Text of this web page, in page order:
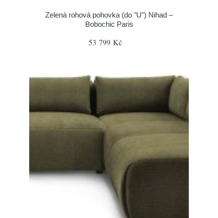
Zelená rohová pohovka (do "U") Nihad –
Bobochic Paris
53 799 Kč